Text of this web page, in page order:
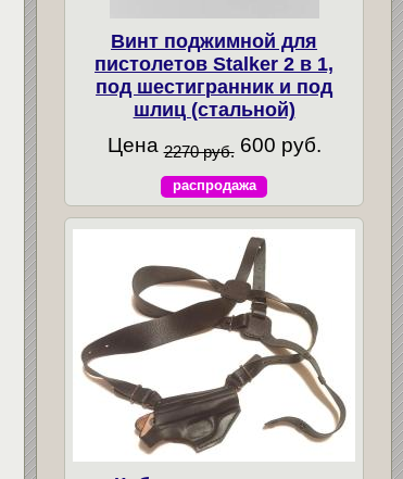
Винт поджимной для
пистолетов Stalker 2 в 1,
под шестигранник и под
шлиц (стальной)
Цена 2270 руб. 600 руб.
распродажа